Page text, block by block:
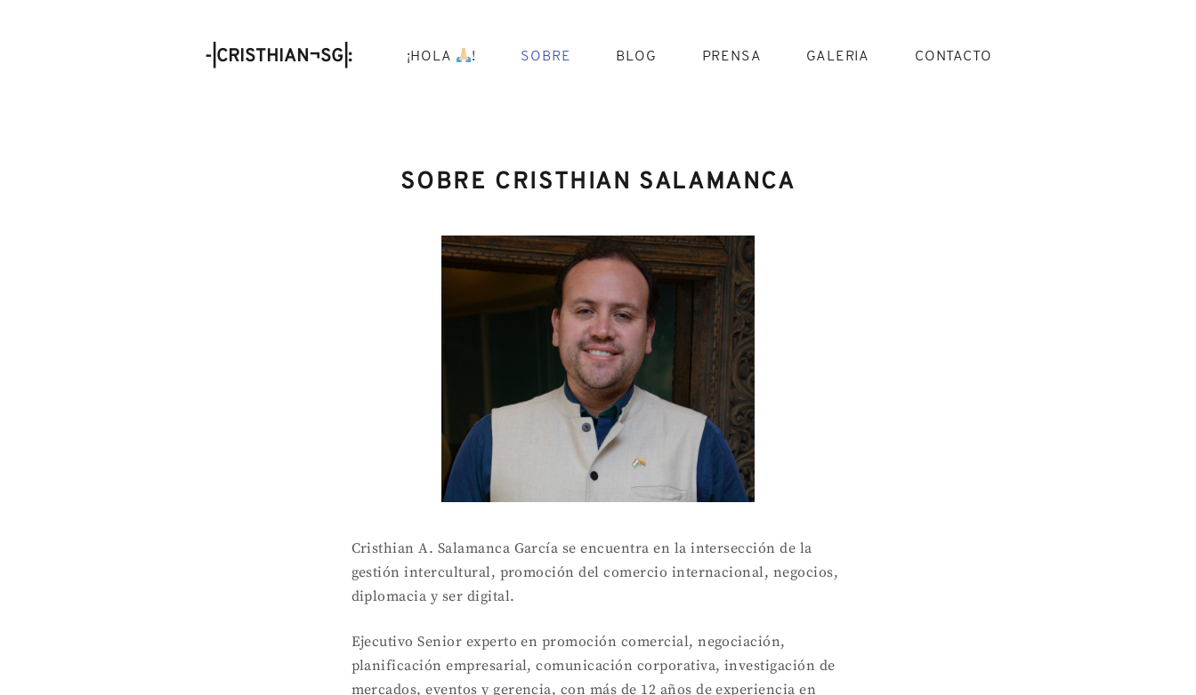
-|CRISTHIAN¬SG|: ¡HOLA ! SOBRE BLOG PRENSA GALERIA CONTACTO
SOBRE CRISTHIAN SALAMANCA
Cristhian A. Salamanca García se encuentra en la intersección de la
gestión intercultural, promoción del comercio internacional, negocios,
diplomacia y ser digital.
Ejecutivo Senior experto en promoción comercial, negociación,
planificación empresarial, comunicación corporativa, investigación de
mercados, eventos y gerencia, con más de 12 años de experiencia en